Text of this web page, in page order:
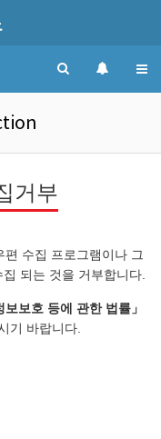
거부
수집 프로그램이나 그
되는 것을 거부합니다.
보보호 등에 관한 법률」
기 바랍니다.